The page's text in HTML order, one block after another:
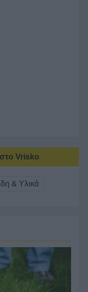
στο Vrisko
& Υλικά